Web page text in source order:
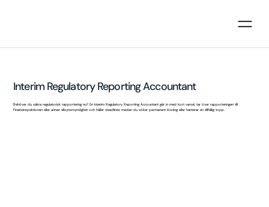
Interim Regulatory Reporting Accountant
Behöver du säkra regulatorisk rapportering nu? En Interim Regulatory Reporting Accountant går in med kort varsel, tar över rapporteringen till
Finansinspektionen eller annan tillsynsmyndighet och håller deadlines medan du söker permanent lösning eller hanterar en tillfällig topp.